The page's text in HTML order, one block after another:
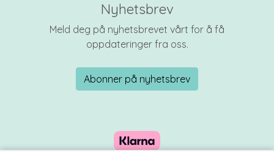
Nyhetsbrev
Meld deg på nyhetsbrevet vårt for å få
oppdateringer fra oss.
Abonner på nyhetsbrev